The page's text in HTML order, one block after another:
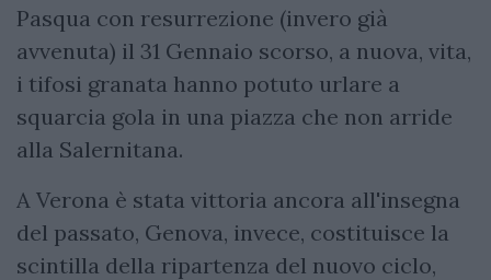
Pasqua con resurrezione (invero già
avvenuta) il 31 Gennaio scorso, a nuova, vita,
i tifosi granata hanno potuto urlare a
squarcia gola in una piazza che non arride
alla Salernitana.
A Verona è stata vittoria ancora all'insegna
del passato, Genova, invece, costituisce la
scintilla della ripartenza del nuovo ciclo,